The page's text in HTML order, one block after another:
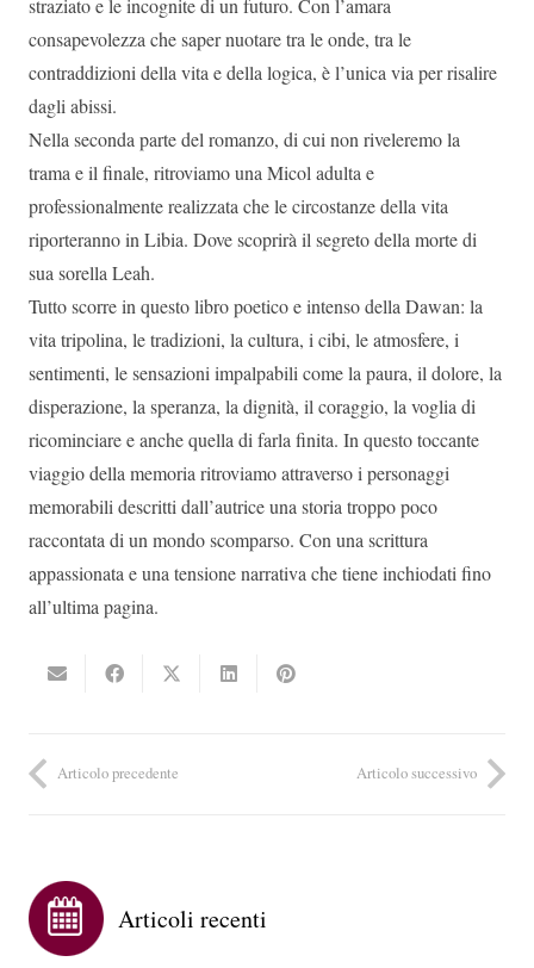
straziato e le incognite di un futuro. Con l’amara
consapevolezza che saper nuotare tra le onde, tra le
contraddizioni della vita e della logica, è l’unica via per risalire
dagli abissi.
Nella seconda parte del romanzo, di cui non riveleremo la
trama e il finale, ritroviamo una Micol adulta e
professionalmente realizzata che le circostanze della vita
riporteranno in Libia. Dove scoprirà il segreto della morte di
sua sorella Leah.
Tutto scorre in questo libro poetico e intenso della Dawan: la
vita tripolina, le tradizioni, la cultura, i cibi, le atmosfere, i
sentimenti, le sensazioni impalpabili come la paura, il dolore, la
disperazione, la speranza, la dignità, il coraggio, la voglia di
ricominciare e anche quella di farla finita. In questo toccante
viaggio della memoria ritroviamo attraverso i personaggi
memorabili descritti dall’autrice una storia troppo poco
raccontata di un mondo scomparso. Con una scrittura
appassionata e una tensione narrativa che tiene inchiodati fino
all’ultima pagina.
Articolo precedente Articolo successivo
Articoli recenti